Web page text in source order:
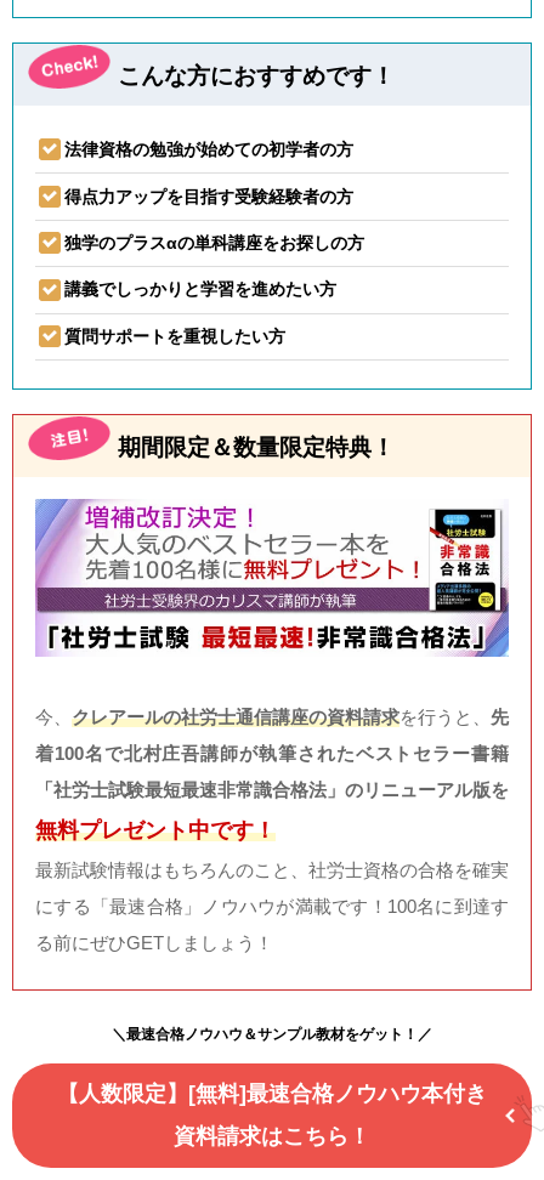
こんな方におすすめです！
法律資格の勉強が始めての初学者の方
得点力アップを目指す受験経験者の方
独学のプラスαの単科講座をお探しの方
講義でしっかりと学習を進めたい方
質問サポートを重視したい方
期間限定＆数量限定特典！
今、 クレアールの社労士通信講座の資料請求を行うと、 先
着100名で北村庄吾講師が執筆されたベストセラー書籍
「社労士試験最短最速非常識合格法」のリニューアル版を
無料プレゼント中です！
最新試験情報はもちろんのこと、社労士資格の合格を確実
にする「最速合格」ノウハウが満載です！100名に到達す
る前にぜひGETしましょう！
＼最速合格ノウハウ＆サンプル教材をゲット！／
【人数限定】[無料]最速合格ノウハウ本付き
資料請求はこちら！